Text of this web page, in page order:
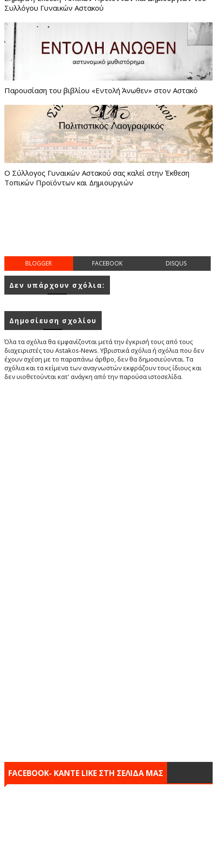
Συλλόγου Γυναικών Αστακού
Παρουσίαση του βιβλίου «Εντολή Άνωθεν» στον Αστακό
Ο Σύλλογος Γυναικών Αστακού σας καλεί στην Έκθεση
Τοπικών Προϊόντων και Δημιουργιών
BLOGGER FACEBOOK DISQUS
Δεν υπάρχουν σχόλια:
Δημοσίευση σχολίου
Όλα τα σχόλια θα εμφανίζονται μετά την έγκρισή τους από τους
διαχειριστές του Astakos-News. Υβριστικά σχόλια ή σχόλια που δεν
έχουν σχέση με το παραπάνω άρθρο, δεν θα δημοσιεύονται. Τα
σχόλια και τα κείμενα των αναγνωστών εκφράζουν τους ίδιους και
δεν υιοθετούνται κατ' ανάγκη από την παρούσα ιστοσελίδα.
FACEBOOK- KANTE LIKE ΣΤΗ ΣΕΛΙΔΑ ΜΑΣ